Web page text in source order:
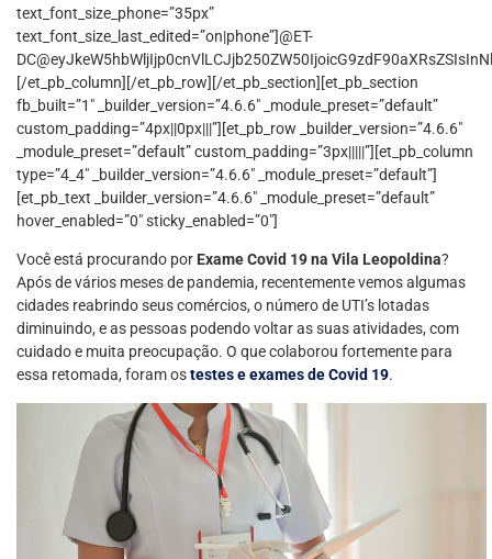
text_font_size_phone=”35px”
text_font_size_last_edited=”on|phone”]@ET-
[/et_pb_column][/et_pb_row][/et_pb_section][et_pb_section
fb_built=”1″ _builder_version=”4.6.6″ _module_preset=”default”
custom_padding=”4px||0px|||”][et_pb_row _builder_version=”4.6.6″
_module_preset=”default” custom_padding=”3px|||||”][et_pb_column
type=”4_4″ _builder_version=”4.6.6″ _module_preset=”default”]
[et_pb_text _builder_version=”4.6.6″ _module_preset=”default”
hover_enabled=”0″ sticky_enabled=”0″]
Você está procurando por Exame Covid 19 na Vila Leopoldina?
Após de vários meses de pandemia, recentemente vemos algumas
cidades reabrindo seus comércios, o número de UTI’s lotadas
diminuindo, e as pessoas podendo voltar as suas atividades, com
cuidado e muita preocupação. O que colaborou fortemente para
essa retomada, foram ostestes e exames de Covid 19.